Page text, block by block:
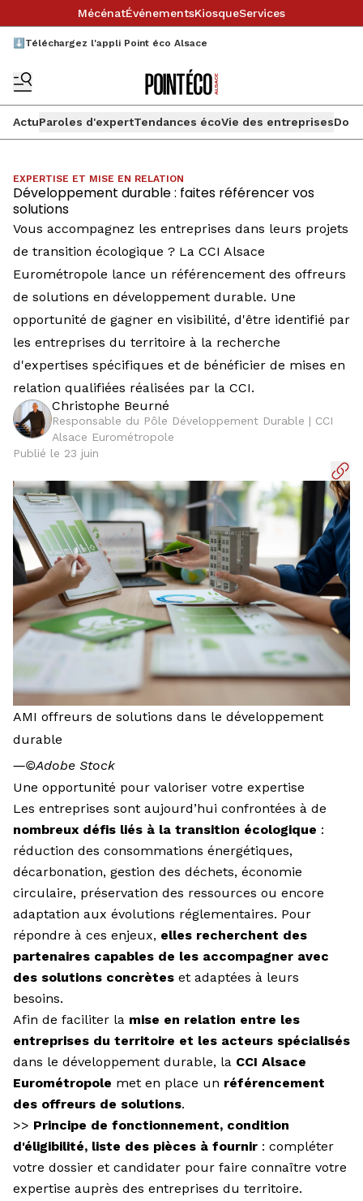
MécénatÉvénementsKiosqueServices
⬇️Téléchargez l'appli Point éco Alsace
ActuParoles d'expertTendances écoVie des entreprises
EXPERTISE ET MISE EN RELATION
Développement durable : faites référencer vos
solutions
Vous accompagnez les entreprises dans leurs projets
de transition écologique ? La CCI Alsace
Eurométropole lance un référencement des offreurs
de solutions en développement durable. Une
opportunité de gagner en visibilité, d'être identifié par
les entreprises du territoire à la recherche
d'expertises spécifiques et de bénéficier de mises en
relation qualifiées réalisées par la CCI.
Christophe Beurné
Responsable du Pôle Développement Durable | CCI
Alsace Eurométropole
Publié le 23 juin
AMI offreurs de solutions dans le développement
durable
―©Adobe Stock
Une opportunité pour valoriser votre expertise
Les entreprises sont aujourd’hui confrontées à de
nombreux défis liés à la transition écologique :
réduction des consommations énergétiques,
décarbonation, gestion des déchets, économie
circulaire, préservation des ressources ou encore
adaptation aux évolutions réglementaires. Pour
répondre à ces enjeux, elles recherchent des
partenaires capables de les accompagner avec
des solutions concrètes et adaptées à leurs
besoins.
Afin de faciliter la mise en relation entre les
entreprises du territoire et les acteurs spécialisés
dans le développement durable, la CCI Alsace
Eurométropole met en place un référencement
des offreurs de solutions.
>> Principe de fonctionnement, condition
d'éligibilité, liste des pièces à fournir : compléter
votre dossier et candidater pour faire connaître votre
expertise auprès des entreprises du territoire.